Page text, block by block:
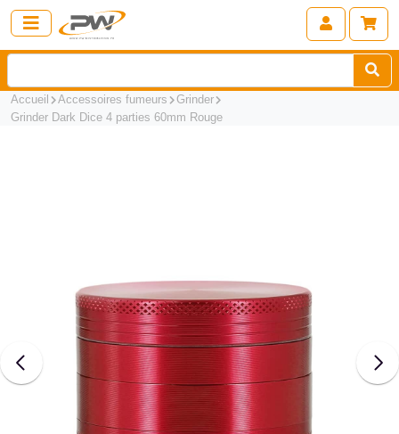
Accueil Accessoires fumeurs
Grinder
Grinder Dark Dice 4 parties 60mm Rouge